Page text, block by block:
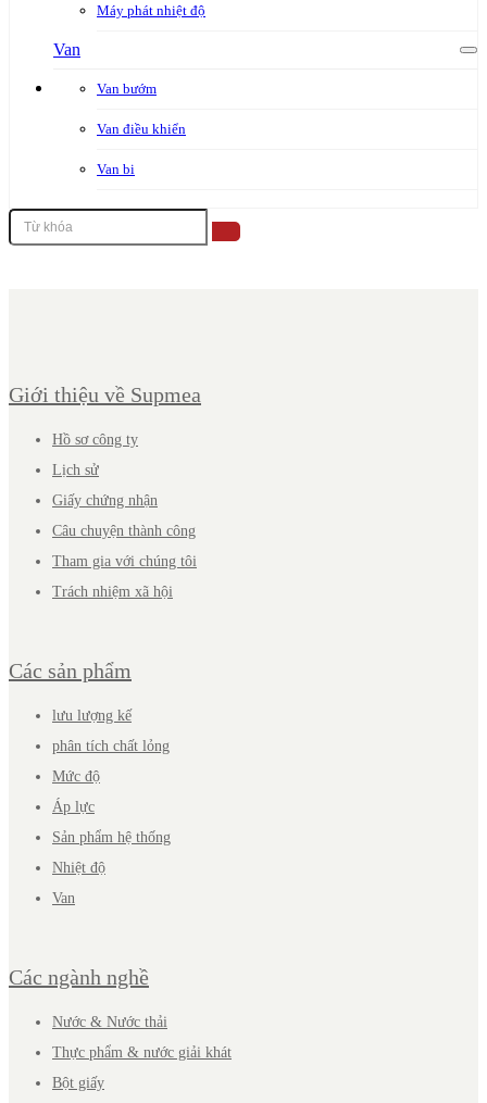
Máy phát nhiệt độ
Van
Van bướm
Van điều khiển
Van bi
Giới thiệu về Supmea
Hồ sơ công ty
Lịch sử
Giấy chứng nhận
Câu chuyện thành công
Tham gia với chúng tôi
Trách nhiệm xã hội
Các sản phẩm
lưu lượng kế
phân tích chất lỏng
Mức độ
Áp lực
Sản phẩm hệ thống
Nhiệt độ
Van
Các ngành nghề
Nước & Nước thải
Thực phẩm & nước giải khát
Bột giấy